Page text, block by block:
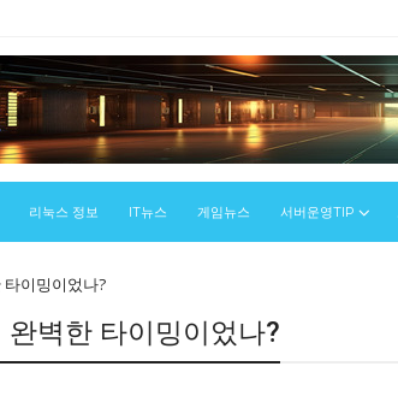
리눅스 정보 IT뉴스 게임뉴스 서버운영TIP
이밍이었나?
완벽한 타이밍이었나?